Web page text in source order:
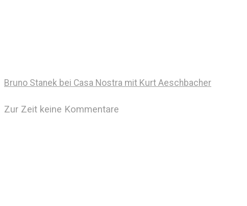
Bruno Stanek bei Casa Nostra mit Kurt Aeschbacher
Zur Zeit keine Kommentare